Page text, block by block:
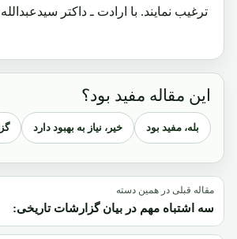
ترغیب نمایند. با ارادت ـ داکتر
این مقاله مفید بود؟
بله، مفید بود خیر، نیاز به بهبود دارد
مقاله قبلی در همین دسته
سه اشتباه مهم در بیان گزارشات تاریخی: